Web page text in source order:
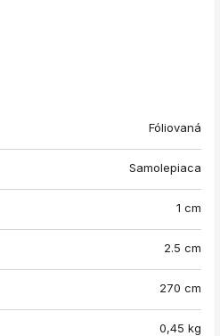
Fóliovaná
Samolepiaca
1 cm
2.5 cm
270 cm
0,45 kg